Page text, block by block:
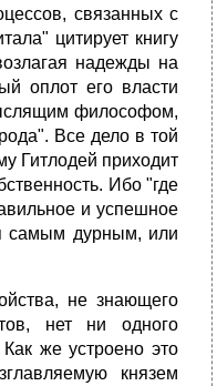
связанных с
цитирует книгу
надежды на
оплот его власти
философом,
Все дело в той
Гитлодей приходит
Ибо "где
и успешное
самым дурным, или
не знающего
нет ни одного
же устроено это
князем